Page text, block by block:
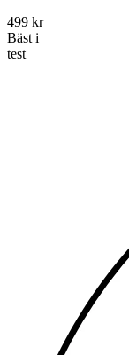
499 kr
Bäst i
test